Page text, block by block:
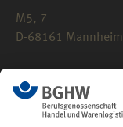
M5, 7
D-68161 Mannheim
0621 183-0
info(at)bghw.de